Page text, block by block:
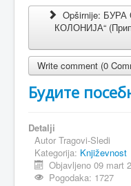
Opširnije:
КОЛОНИЈА“
Write comment (0
Будите
Detalji
Autor Tragovi-Sledi
Kategorija: Književnost
Objavljeno 09 mart
Pogodaka: 1727